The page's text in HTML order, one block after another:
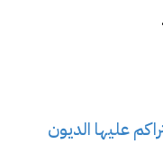
عليها الديون